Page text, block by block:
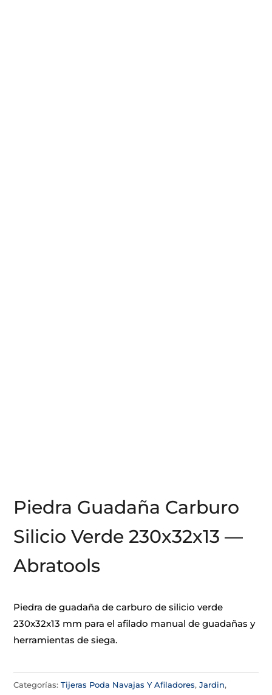
Piedra Guadaña Carburo
Silicio Verde 230x32x13 —
Abratools
Piedra de guadaña de carburo de silicio verde
230x32x13 mm para el afilado manual de guadañas y
herramientas de siega.
Categorías:Tijeras Poda Navajas Y Afiladores,Jardin,